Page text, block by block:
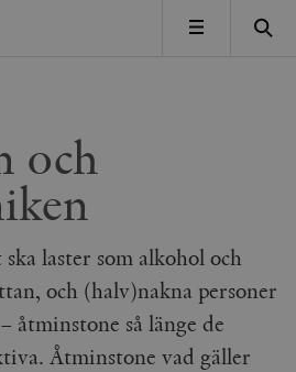
MENY
och
laster som alkohol och
och (halv)nakna personer
åtminstone så länge de
Åtminstone vad gäller